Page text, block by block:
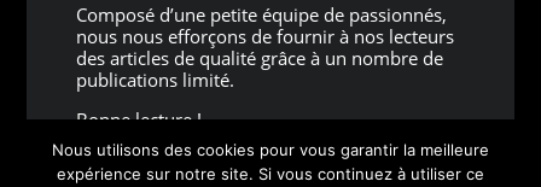
Composé d’une petite équipe de passionnés,
nous nous efforçons de fournir à nos lecteurs
des articles de qualité grâce à un nombre de
publications limité.
Bonne lecture !
Nous utilisons des cookies pour vous garantir la meilleure
expérience sur notre site. Si vous continuez à utiliser ce